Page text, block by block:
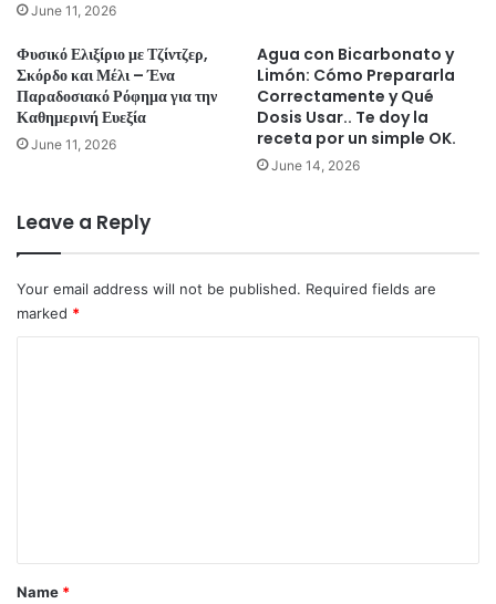
June 11, 2026
Φυσικό Ελιξίριο με Τζίντζερ,
Σκόρδο και Μέλι – Ένα
Παραδοσιακό Ρόφημα για την
Καθημερινή Ευεξία
June 11, 2026
Agua con Bicarbonato y
Limón: Cómo Prepararla
Correctamente y Qué
Dosis Usar.. Te doy la
receta por un simple OK.
June 14, 2026
Leave a Reply
Your email address will not be published. Required fields are
marked *
*
Name *